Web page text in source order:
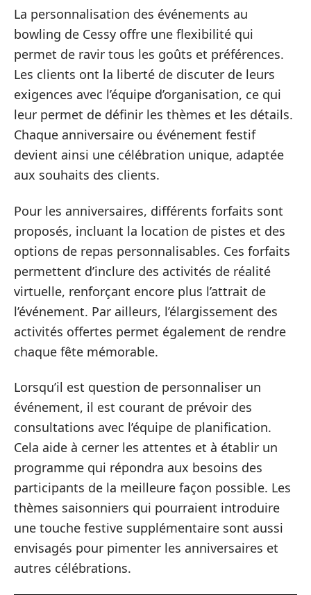
La personnalisation des événements au
bowling de Cessy offre une flexibilité qui
permet de ravir tous les goûts et préférences.
Les clients ont la liberté de discuter de leurs
exigences avec l’équipe d’organisation, ce qui
leur permet de définir les thèmes et les détails.
Chaque anniversaire ou événement festif
devient ainsi une célébration unique, adaptée
aux souhaits des clients.
Pour les anniversaires, différents forfaits sont
proposés, incluant la location de pistes et des
options de repas personnalisables. Ces forfaits
permettent d’inclure des activités de réalité
virtuelle, renforçant encore plus l’attrait de
l’événement. Par ailleurs, l’élargissement des
activités offertes permet également de rendre
chaque fête mémorable.
Lorsqu’il est question de personnaliser un
événement, il est courant de prévoir des
consultations avec l’équipe de planification.
Cela aide à cerner les attentes et à établir un
programme qui répondra aux besoins des
participants de la meilleure façon possible. Les
thèmes saisonniers qui pourraient introduire
une touche festive supplémentaire sont aussi
envisagés pour pimenter les anniversaires et
autres célébrations.